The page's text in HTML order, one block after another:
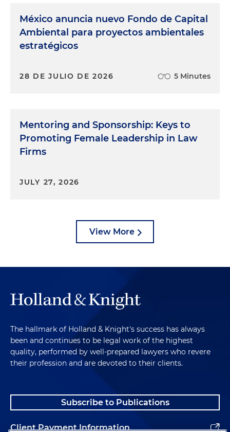
México anuncia nuevo Fondo de Capital
Ambiental para proyectos ambientales
estratégicos
28 DE JULIO DE 2026 5 Minutes
Mentoring and Sponsorship: Keys to
Promoting Female Leadership in Law
Firms
JULY 27, 2026
View More
The hallmark of Holland & Knight's success has always
been and continues to be legal work of the highest
quality, performed by well-prepared lawyers who revere
their profession and are devoted to their clients.
Subscribe to Publications
Client Payment Information